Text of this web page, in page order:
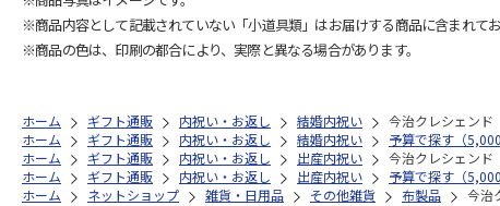
※商品内容として記載されていない「小道具類」はお届けする商品に含まれてお
※商品の色は、印刷の都合により、実際と異なる場合があります。
ホーム ギフト通販 内祝い・お返し 結婚内祝い
今治クレシェン
ホーム
ギフト通販 内祝い・お返し 結婚内祝い 予算で探す（
ホーム
ギフト通販 内祝い・お返し 出産内祝い
今治クレシェン
ホーム
ギフト通販 内祝い・お返し 出産内祝い 予算で探す（
ホーム
ネットショップ 雑貨・日用品 その他雑貨 布製品 今治